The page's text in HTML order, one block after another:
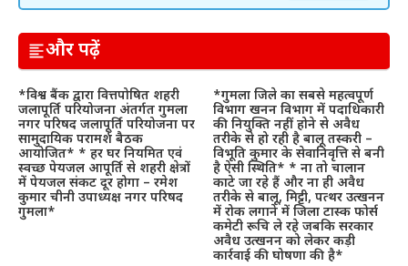
और पढ़ें
*विश्व बैंक द्वारा वित्तपोषित शहरी
जलापूर्ति परियोजना अंतर्गत गुमला
नगर परिषद जलापूर्ति परियोजना पर
सामुदायिक परामर्श बैठक
आयोजित* * हर घर नियमित एवं
स्वच्छ पेयजल आपूर्ति से शहरी क्षेत्रों
में पेयजल संकट दूर होगा – रमेश
कुमार चीनी उपाध्यक्ष नगर परिषद
गुमला*
*गुमला जिले का सबसे महत्वपूर्ण
विभाग खनन विभाग में पदाधिकारी
की नियुक्ति नहीं होने से अवैध
तरीके से हो रही है बालू तस्करी –
विभूति कुमार के सेवानिवृत्ति से बनी
है ऐसी स्थिति* * ना तो चालान
काटे जा रहे हैं और ना ही अवैध
तरीके से बालू, मिट्टी, पत्थर उत्खनन
में रोक लगाने में जिला टास्क फोर्स
कमेटी रूचि ले रहे जबकि सरकार
अवैध उत्खनन को लेकर कड़ी
कार्रवाई की घोषणा की है*